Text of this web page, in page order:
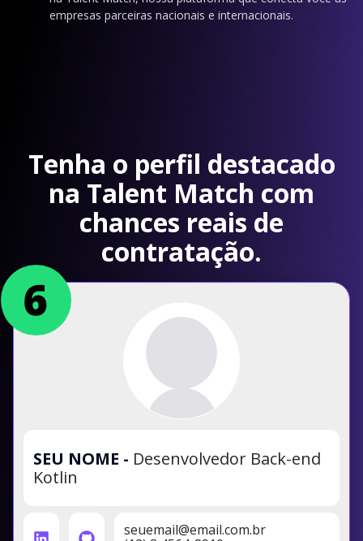
empresas parceiras nacionais e internacionais.
Tenha o perfil destacado
na Talent Match com
chances reais de
contratação.
SEU NOME - Desenvolvedor Back-end
Kotlin
seuemail@email.com.br